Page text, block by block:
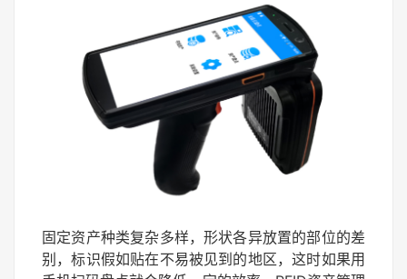
固定资产种类复杂多样，形状各异放置的部位的差
别，标识假如贴在不易被见到的地区，这时如果用